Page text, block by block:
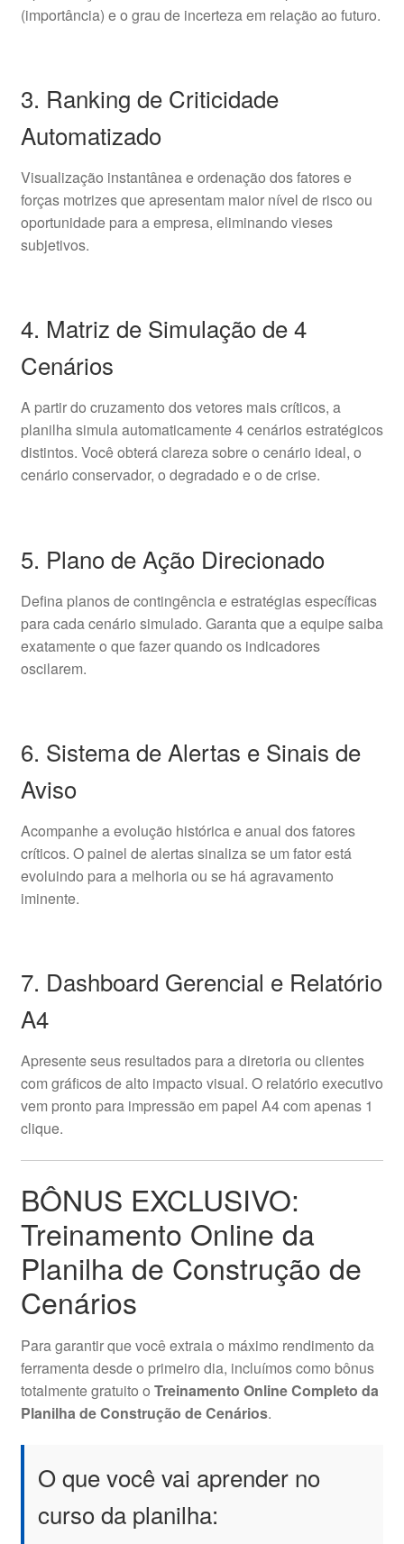
(importância) e o grau de incerteza em relação ao futuro.
3. Ranking de Criticidade
Automatizado
Visualização instantânea e ordenação dos fatores e
forças motrizes que apresentam maior nível de risco ou
oportunidade para a empresa, eliminando vieses
subjetivos.
4. Matriz de Simulação de 4
Cenários
A partir do cruzamento dos vetores mais críticos, a
planilha simula automaticamente 4 cenários estratégicos
distintos. Você obterá clareza sobre o cenário ideal, o
cenário conservador, o degradado e o de crise.
5. Plano de Ação Direcionado
Defina planos de contingência e estratégias específicas
para cada cenário simulado. Garanta que a equipe saiba
exatamente o que fazer quando os indicadores
oscilarem.
6. Sistema de Alertas e Sinais de
Aviso
Acompanhe a evolução histórica e anual dos fatores
críticos. O painel de alertas sinaliza se um fator está
evoluindo para a melhoria ou se há agravamento
iminente.
7. Dashboard Gerencial e Relatório
A4
Apresente seus resultados para a diretoria ou clientes
com gráficos de alto impacto visual. O relatório executivo
vem pronto para impressão em papel A4 com apenas 1
clique.
BÔNUS EXCLUSIVO:
Treinamento Online da
Planilha de Construção de
Cenários
Para garantir que você extraia o máximo rendimento da
ferramenta desde o primeiro dia, incluímos como bônus
totalmente gratuito o Treinamento Online Completo da
Planilha de Construção de Cenários.
O que você vai aprender no
curso da planilha: